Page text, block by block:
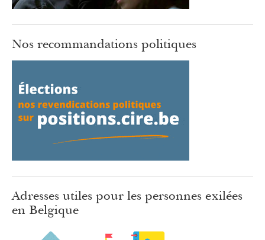
Nos recommandations politiques
Adresses utiles pour les personnes exilées
en Belgique